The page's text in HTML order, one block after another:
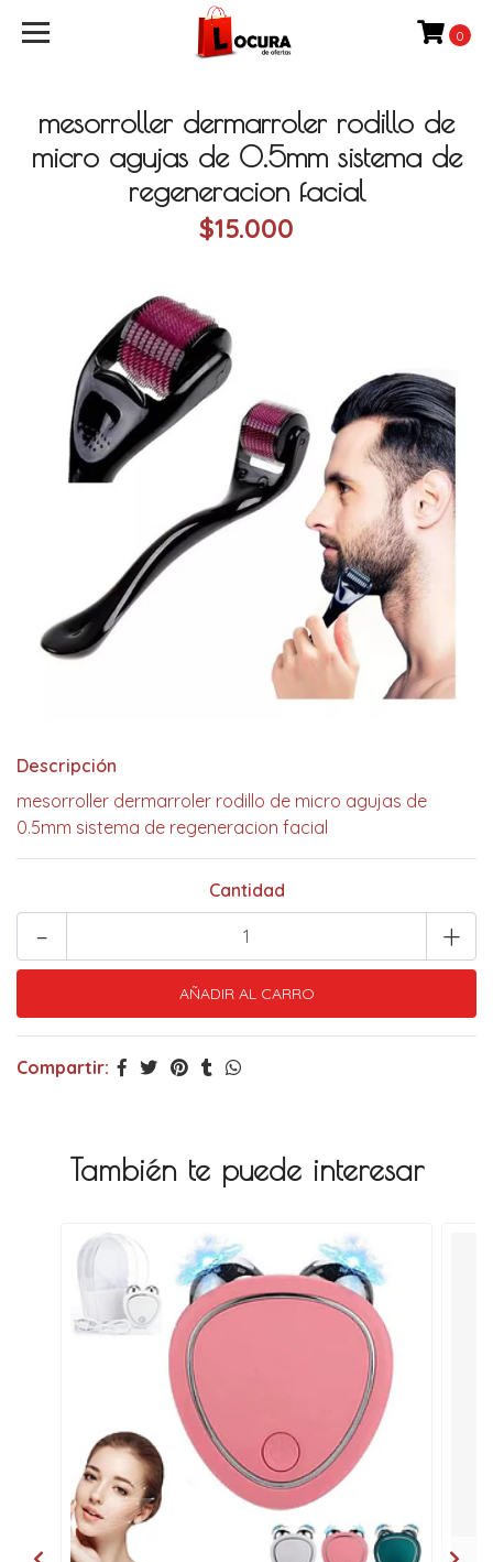
0
mesorroller dermarroler rodillo de
micro agujas de 0.5mm sistema de
regeneracion facial
$15.000
Descripción
mesorroller dermarroler rodillo de micro agujas de
0.5mm sistema de regeneracion facial
Cantidad
+
-
Compartir:
También te puede interesar